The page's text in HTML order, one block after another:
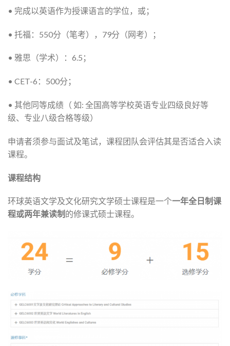
• 完成以英语作为授课语言的学位，或；
• 托福：550分（笔考），79分（网考）；
• 雅思（学术）：6.5；
• CET-6：500分；
• 其他同等成绩（ 如: 全国高等学校英语专业四级良好等
级、专业八级合格等级）
申请者须参与面试及笔试，课程团队会评估其是否适合入读
课程。
课程结构
环球英语文学及文化研究文学硕士课程是一个一年全日制课
程或两年兼读制 的修课式硕士课程。